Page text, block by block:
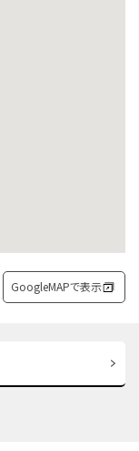
GoogleMAPで表示